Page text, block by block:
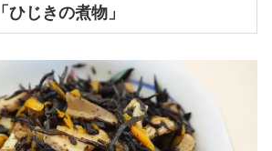
じきの煮物」